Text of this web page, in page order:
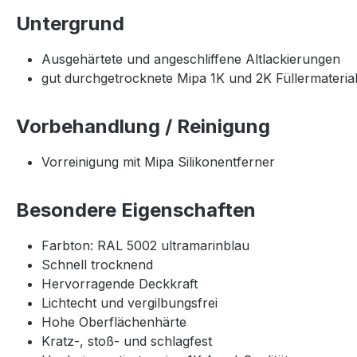
Untergrund
Ausgehärtete und angeschliffene Altlackierungen
gut durchgetrocknete Mipa 1K und 2K
Vorbehandlung / Reinigung
Vorreinigung mit Mipa Silikonentferner
Besondere Eigenschaften
Farbton: RAL 5002 ultramarinblau
Schnell trocknend
Hervorragende Deckkraft
Lichtecht und vergilbungsfrei
Hohe Oberflächenhärte
Kratz-, stoß- und schlagfest